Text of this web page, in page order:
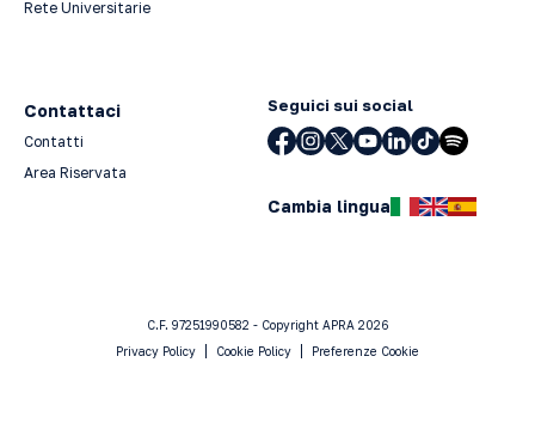
Rete Universitarie
Contattaci
Contatti
Area Riservata
Seguici sui social
Cambia lingua
C.F. 97251990582 - Copyright APRA 2026
Privacy Policy
Cookie Policy Preferenze Cookie